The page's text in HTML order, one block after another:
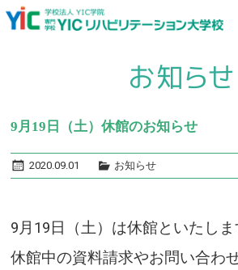
9月19日（土）休館のお知らせ
2020.09.01 お知らせ
9月19日（土）は休館といたしま
休館中の資料請求やお問い合わ